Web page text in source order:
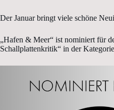
Der Januar bringt viele schöne
„Hafen & Meer“ ist nominiert für
Schallplattenkritik“ in der